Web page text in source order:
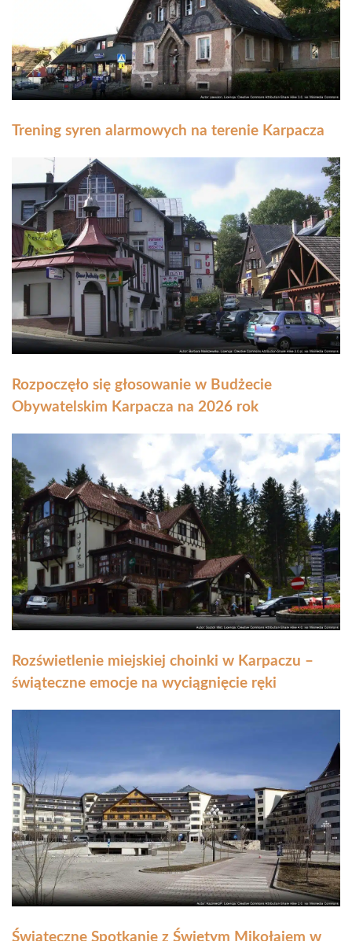
Trening syren alarmowych na terenie Karpacza
Rozpoczęło się głosowanie w Budżecie
Obywatelskim Karpacza na 2026 rok
Rozświetlenie miejskiej choinki w Karpaczu –
świąteczne emocje na wyciągnięcie ręki
Świąteczne Spotkanie z Świętym Mikołajem w